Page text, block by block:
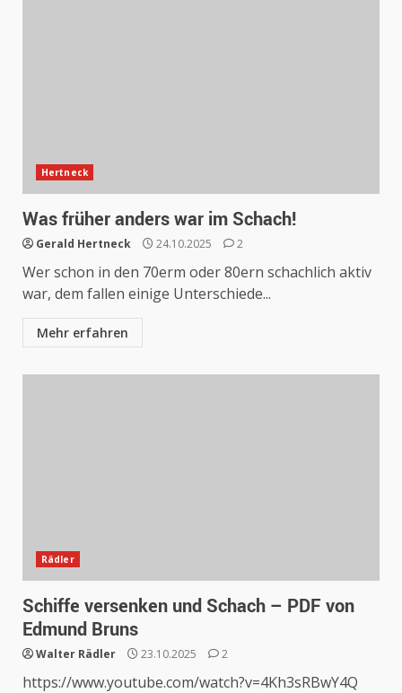
Hertneck
Was früher anders war im Schach!
Gerald Hertneck 24.10.2025 2
Wer schon in den 70erm oder 80ern schachlich aktiv
war, dem fallen einige Unterschiede...
Mehr erfahren
Rädler
Schiffe versenken und Schach – PDF von
Edmund Bruns
Walter Rädler 23.10.2025 2
https://www.youtube.com/watch?v=4Kh3sRBwY4Q